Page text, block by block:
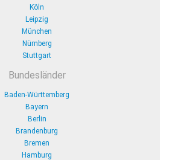
Köln
Leipzig
München
Nürnberg
Stuttgart
Bundesländer
Baden-Württemberg
Bayern
Berlin
Brandenburg
Bremen
Hamburg